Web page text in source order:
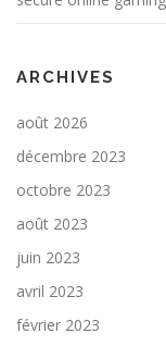
ARCHIVES
août 2026
décembre 2023
octobre 2023
août 2023
juin 2023
avril 2023
février 2023